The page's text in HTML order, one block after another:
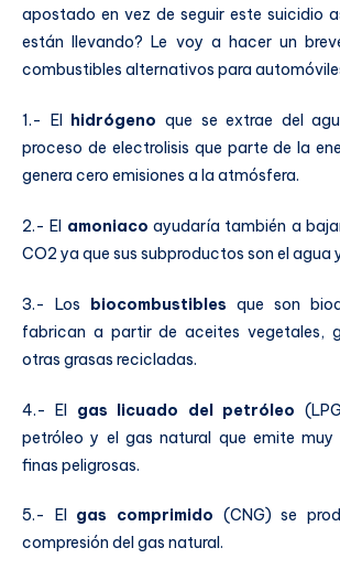
apostado en vez de seguir este suicidio
están llevando? Le voy a hacer un
combustibles alternativos para
1.- El hidrógeno que se extrae del
proceso de electrolisis que parte de la
genera cero emisiones a la atmósfera.
2.- El amoniacoayudaría también a
CO2 ya que sus subproductos son el agua
3.- Los biocombustibles que son
fabrican a partir de aceites vegetales,
otras grasas recicladas.
4.- El gas licuado del petróleo
petróleo y el gas natural que emite
finas peligrosas.
5.- El gas comprimido (CNG) se
compresión del gas natural.